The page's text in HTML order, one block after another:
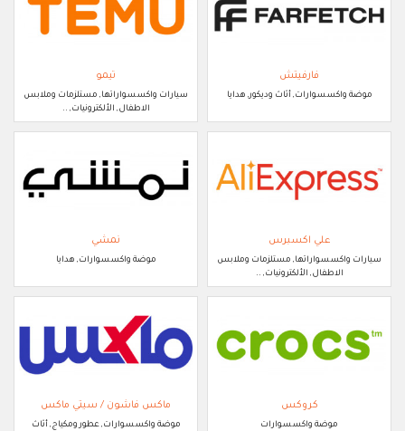
فارفيتش
موضة واكسسوارات, أثاث وديكور, هدايا
تيمو
سيارات واكسسواراتها, مستلزمات وملابس
الاطفال, الألكترونيات, ..
علي اكسبرس
سيارات واكسسواراتها, مستلزمات وملابس
الاطفال, الألكترونيات, ..
نمشي
موضة واكسسوارات, هدايا
كروكس
موضة واكسسوارات
ماكس فاشون / سيتي ماكس
موضة واكسسوارات, عطور ومكياج, أثاث